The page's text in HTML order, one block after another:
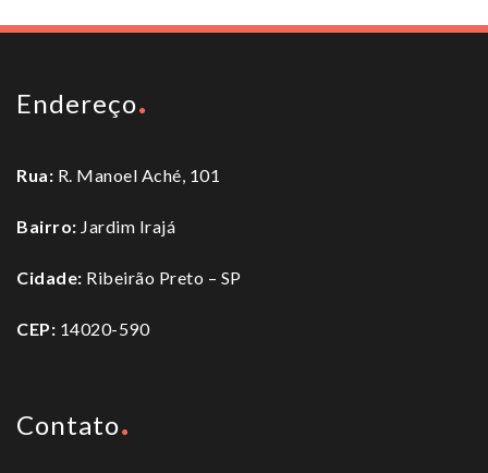
Endereço
Rua: R. Manoel Aché, 101
Bairro: Jardim Irajá
Cidade: Ribeirão Preto – SP
CEP: 14020-590
Contato